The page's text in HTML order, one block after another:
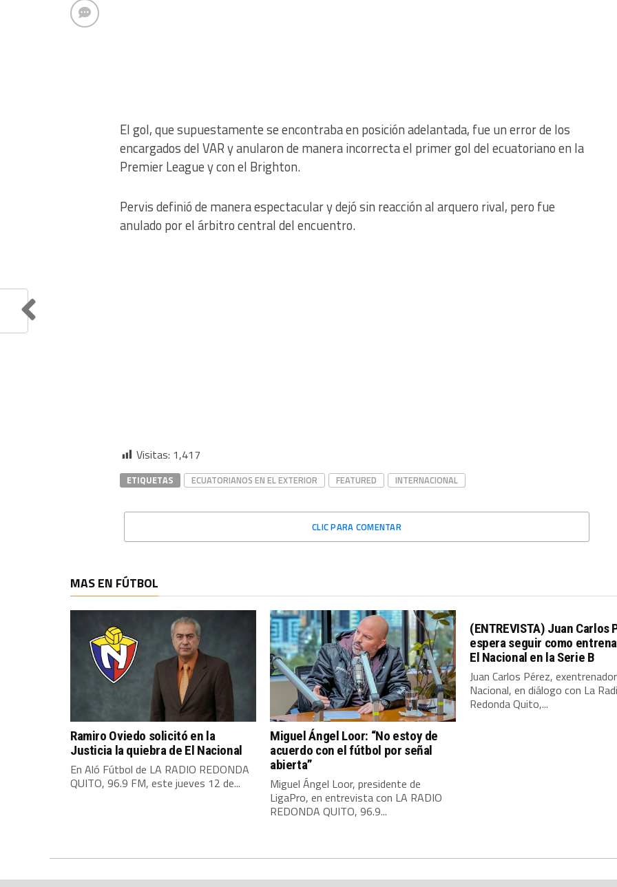
El gol, que supuestamente se encontraba en posición adelantada, fue un error de los
encargados del VAR y anularon de manera incorrecta el primer gol del ecuatoriano en la
Premier League y con el Brighton.
Pervis definió de manera espectacular y dejó sin reacción al arquero rival, pero fue
anulado por el árbitro central del encuentro.
Visitas: 1,417
ETIQUETAS ECUATORIANOS EN EL EXTERIOR FEATURED INTERNACIONAL
CLIC PARA COMENTAR
MAS EN FÚTBOL
Ramiro Oviedo solicitó en la
Justicia la quiebra de El Nacional
En Aló Fútbol de LA RADIO REDONDA
QUITO, 96.9 FM, este jueves 12 de...
Miguel Ángel Loor: “No estoy de
acuerdo con el fútbol por señal
abierta”
Miguel Ángel Loor, presidente de
LigaPro, en entrevista con LA RADIO
REDONDA QUITO, 96.9...
(ENTREVISTA) Juan Carlos
espera seguir como
El Nacional en la Serie B
Juan Carlos Pérez,
Nacional, en diálogo con La
Redonda Quito,...